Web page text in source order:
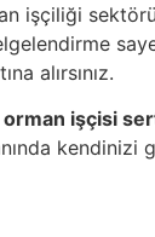
işçiliği
alırsınız.
orman işçisi